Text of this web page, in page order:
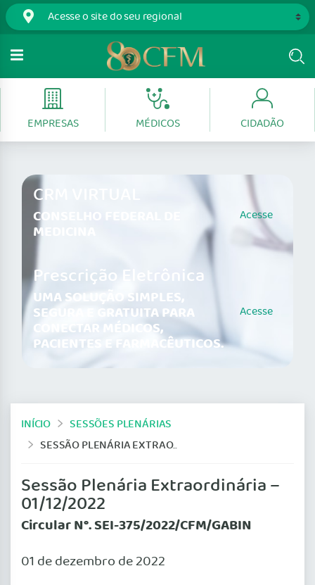
EMPRESAS MÉDICOS CIDADÃO
CRM VIRTUAL
CONSELHO FEDERAL DE
MEDICINA
Acesse
Prescrição Eletrônica
UMA SOLUÇÃO SIMPLES,
SEGURA E GRATUITA PARA
CONECTAR MÉDICOS,
PACIENTES E FARMACÊUTICOS.
Acesse
INÍCIO
SESSÕES PLENÁRIAS
SESSÃO PLENÁRIA EXTRAORDINÁRIA – 01/12/2022
Sessão Plenária Extraordinária –
01/12/2022
Circular N°. SEI-375/2022/CFM/GABIN
01 de dezembro de 2022